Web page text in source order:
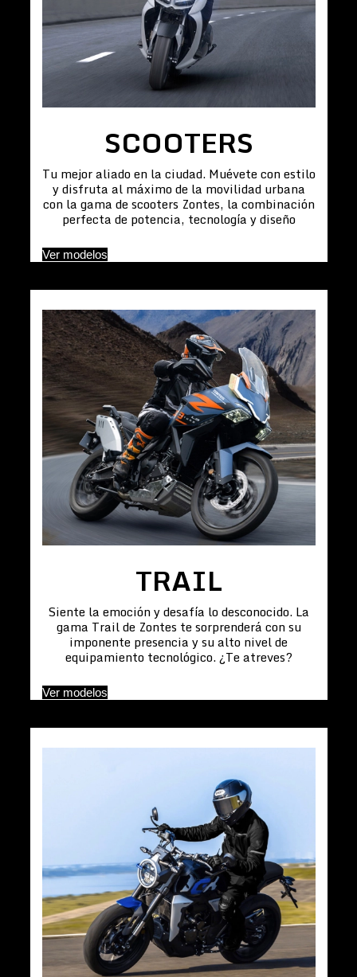
SCOOTERS
Tu mejor aliado en la ciudad. Muévete con estilo
y disfruta al máximo de la movilidad urbana
con la gama de scooters Zontes, la combinación
perfecta de potencia, tecnología y diseño
Ver modelos
TRAIL
Siente la emoción y desafía lo desconocido. La
gama Trail de Zontes te sorprenderá con su
imponente presencia y su alto nivel de
equipamiento tecnológico. ¿Te atreves?
Ver modelos